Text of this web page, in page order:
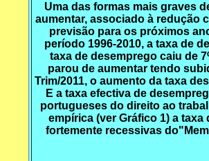
Uma das formas mais graves
aumentar, associado à redução
previsão para os próximos
período 1996-2010, a taxa de
taxa de desemprego caiu de
parou de aumentar tendo
Trim/2011, o aumento da taxa
E a taxa efectiva de
portugueses do direito ao
empírica (ver Gráfico 1) a
fortemente recessivas